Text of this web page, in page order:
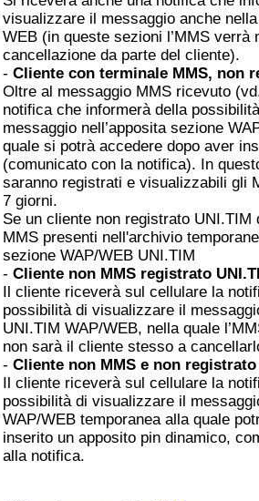
visualizzare il messaggio anche
WEB (in queste sezioni l’MMS verrà
cancellazione da parte del cliente).
- Cliente con terminale MMS, non
Oltre al messaggio MMS ricevuto
notifica che informerà della
messaggio nell’apposita sezione
quale si potrà accedere dopo aver
(comunicato con la notifica). In
saranno registrati e visualizzabili gli
7 giorni.
Se un cliente non registrato
MMS presenti nell'archivio
sezione WAP/WEB UNI.TIM
- Cliente non MMS registrato
Il cliente riceverà sul cellulare la
possibilità di visualizzare il
UNI.TIM WAP/WEB, nella quale
non sarà il cliente stesso a
- Cliente non MMS e non registrato
Il cliente riceverà sul cellulare la
possibilità di visualizzare il
WAP/WEB temporanea alla quale
inserito un apposito pin dinamico,
alla notifica.